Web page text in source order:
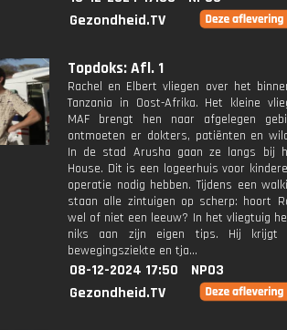
Gezondheid.TV
Topdoks: Afl. 1
Rachel en Elbert vliegen over het
Tanzania in Oost-Afrika. Het kleine
MAF brengt hen naar afgelegen
ontmoeten er dokters, patiënten en
In de stad Arusha gaan ze langs bij
House. Dit is een logeerhuis voor
operatie nodig hebben. Tijdens een
staan alle zintuigen op scherp: hoort
wel of niet een leeuw? In het vliegtuig
niks aan zijn eigen tips. Hij krijgt
bewegingsziekte en tja...
08-12-2024 17:50
NPO3
Gezondheid.TV